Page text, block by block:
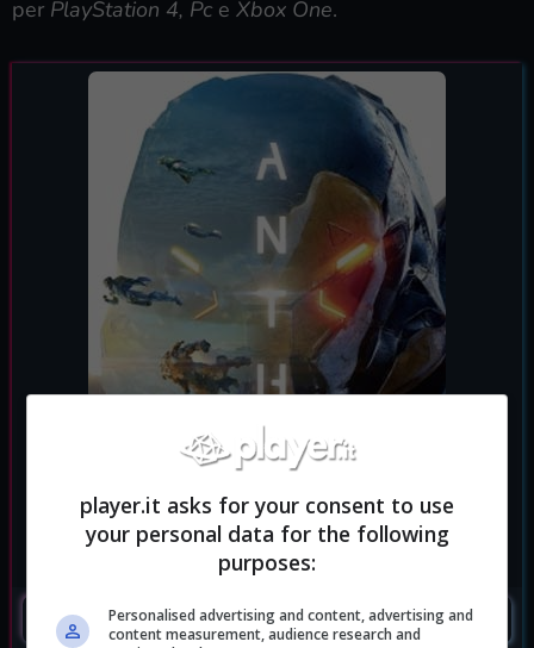
per PlayStation 4, Pc e Xbox One.
SEGUIMI
player.it asks for your consent to use
your personal data for the following
purposes:
Personalised advertising and content, advertising and
content measurement, audience research and